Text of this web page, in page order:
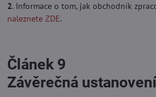
2. Informace o tom, jak obchodník
naleznete ZDE.
Článek 9
Závěrečná ustanovení